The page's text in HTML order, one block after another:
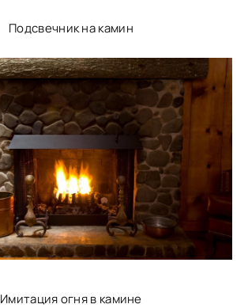
Подсвечник на камин
Имитация огня в камине